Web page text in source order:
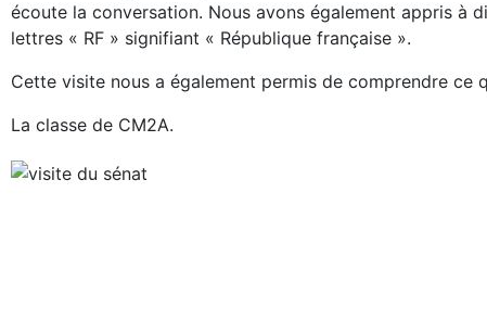
écoute la conversation. Nous avons également appris à
lettres « RF » signifiant « République française ».
Cette visite nous a également permis de comprendre ce
La classe de CM2A.